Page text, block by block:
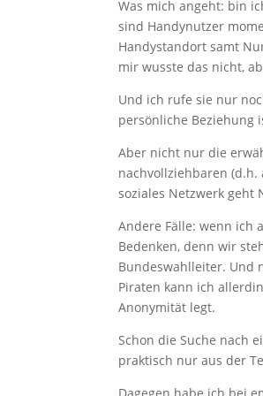
Was mich angeht: bin
sind Handynutzer
Handystandort samt
mir wusste das nicht,
Und ich rufe sie nur
persönliche Beziehung
Aber nicht nur die
nachvollziehbaren
soziales Netzwerk geht
Andere Fälle: wenn ich
Bedenken, denn wir
Bundeswahlleiter. Und
Piraten kann ich
Anonymität legt.
Schon die Suche nach
praktisch nur aus der